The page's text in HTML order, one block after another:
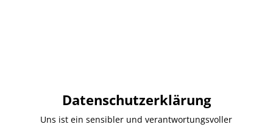
Datenschutzerklärung
Uns ist ein sensibler und verantwortungsvoller